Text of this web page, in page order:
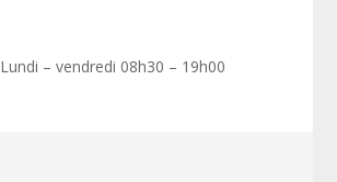
Lundi – vendredi 08h30 – 19h00